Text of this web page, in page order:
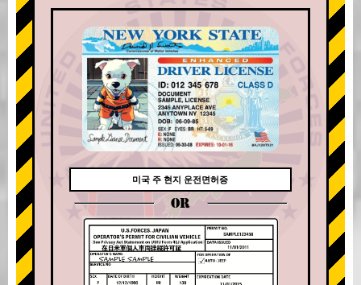
미국 주 현지 운전면허증
OR